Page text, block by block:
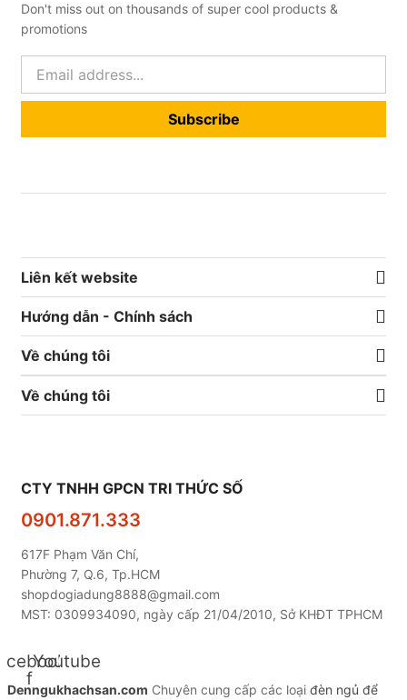
Don't miss out on thousands of super cool products &
promotions
Subscribe
Liên kết website
Hướng dẫn - Chính sách
Về chúng tôi
Về chúng tôi
CTY TNHH GPCN TRI THỨC SỐ
0901.871.333
617F Phạm Văn Chí,
Phường 7, Q.6, Tp.HCM
shopdogiadung8888@gmail.com
MST: 0309934090, ngày cấp 21/04/2010, Sở KHĐT TPHCM
f
Youtube
Denngukhachsan.com Chuyên cung cấp các loại đèn ngủ để